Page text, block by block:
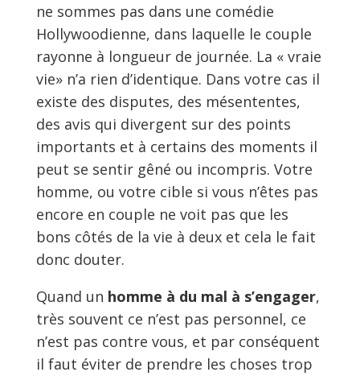
ne sommes pas dans une comédie
Hollywoodienne, dans laquelle le couple
rayonne à longueur de journée. La « vraie
vie» n’a rien d’identique. Dans votre cas il
existe des disputes, des mésententes,
des avis qui divergent sur des points
importants et à certains des moments il
peut se sentir gêné ou incompris. Votre
homme, ou votre cible si vous n’êtes pas
encore en couple ne voit pas que les
bons côtés de la vie à deux et cela le fait
donc douter.
Quand un homme à du mal à s’engager,
très souvent ce n’est pas personnel, ce
n’est pas contre vous, et par conséquent
il faut éviter de prendre les choses trop